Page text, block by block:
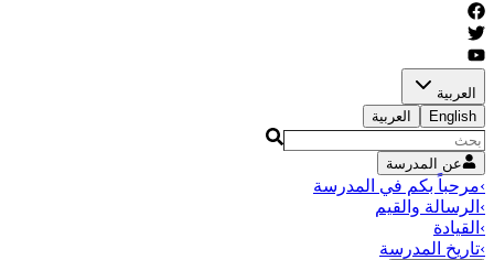
العربية
English
العربية
عن المدرسة
›مرحباً بكم في المدرسة
› الرسالة والقيم
› القيادة
›تاريخ المدرسة